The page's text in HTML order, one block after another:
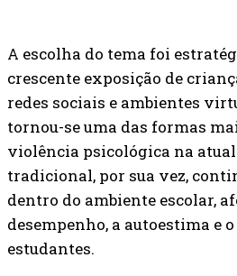
A escolha do tema foi
crescente exposição de
redes sociais e ambientes
tornou-se uma das formas
violência psicológica na
tradicional, por sua vez,
dentro do ambiente escolar,
desempenho, a autoestima e
estudantes.